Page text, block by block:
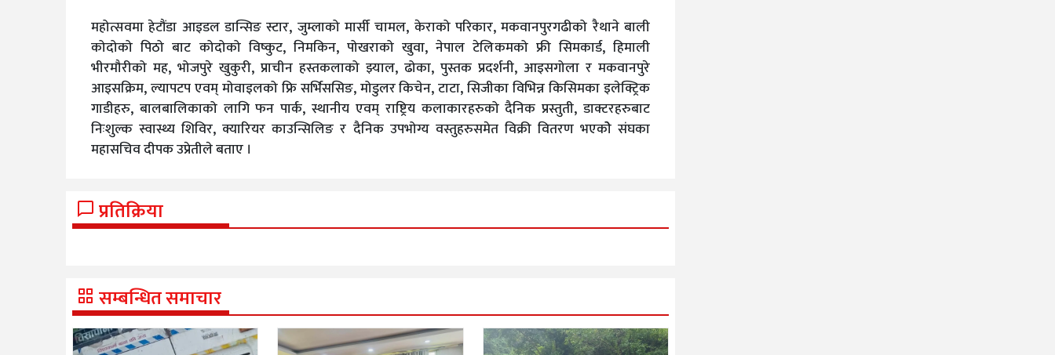
महोत्सवमा हेटौंडा आइडल डान्सिङ स्टार, जुम्लाको मार्सी चामल, केराको परिकार, मकवानपुरगढीको रैथाने बाली
कोदोको पिठो बाट कोदोको विष्कुट, निमकिन, पोखराको खुवा, नेपाल टेलिकमको फ्री सिमकार्ड, हिमाली
भीरमौरीको मह, भोजपुरे खुकुरी, प्राचीन हस्तकलाको झ्याल, ढोका, पुस्तक प्रदर्शनी, आइसगोला र मकवानपुरे
आइसक्रिम, ल्यापटप एवम् मोवाइलको फ्रि सर्भिससिङ, मोडुलर किचेन, टाटा, सिजीका विभिन्न किसिमका इलेक्ट्रिक
गाडीहरु, बालबालिकाको लागि फन पार्क, स्थानीय एवम् राष्ट्रिय कलाकारहरुको दैनिक प्रस्तुती, डाक्टरहरुबाट
निःशुल्क स्वास्थ्य शिविर, क्यारियर काउन्सिलिङ र दैनिक उपभोग्य वस्तुहरुसमेत विक्री वितरण भएकोे संघका
महासचिव दीपक उप्रेतीले बताए ।
प्रतिक्रिया
सम्बन्धित समाचार